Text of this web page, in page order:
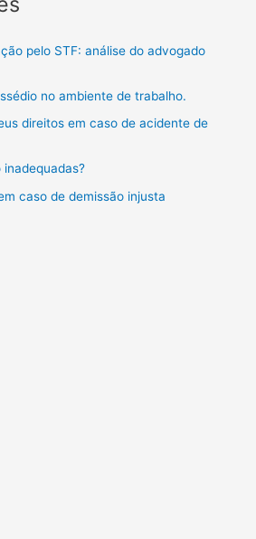
pelo STF: análise do advogado
no ambiente de trabalho.
direitos em caso de acidente de
caso de demissão injusta